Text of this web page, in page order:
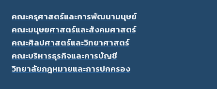
คณะครุศาสตร์และการพัฒนามนุษย์
คณะมนุษยศาสตร์และสังคมศาสตร์
คณะศิลปศาสตร์และวิทยาศาสตร์
คณะบริหารธุรกิจและการบัญชี
วิทยาลัยกฎหมายและการปกครอง